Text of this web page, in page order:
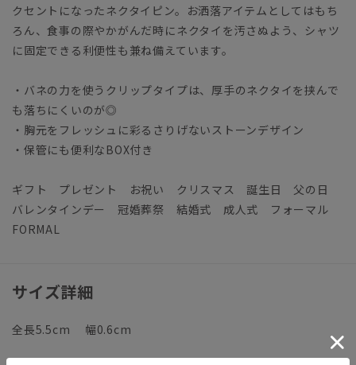
クセントになったネクタイピン。お洒落アイテムとしてはもち
ろん、食事の際やかがんだ時にネクタイを汚さぬよう、シャツ
に固定できる利便性も兼ね備えています。
・バネの力を使うクリップタイプは、厚手のネクタイを挟んで
も落ちにくいのが◎
・胸元をフレッシュに彩るさりげないストーンデザイン
・保管にも便利なBOX付き
ギフト プレゼント お祝い クリスマス 誕生日 父の日
バレンタインデー 冠婚葬祭 結婚式 成人式 フォーマル
FORMAL
サイズ詳細
全長5.5cm 幅0.6cm